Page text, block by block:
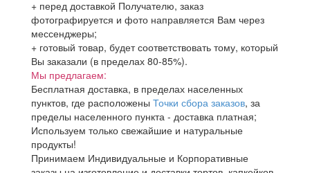
+ перед доставкой Получателю, заказ
фотографируется и фото направляется Вам через
мессенджеры;
+ готовый товар, будет соответствовать тому, который
Вы заказали (в пределах 80-85%).
Мы предлагаем:
Бесплатная доставка, в пределах населенных
пунктов, где расположены Точки сбора заказов, за
пределы населенного пункта - доставка платная;
Используем только свежайшие и натуральные
продукты!
Принимаем Индивидуальные и Корпоративные